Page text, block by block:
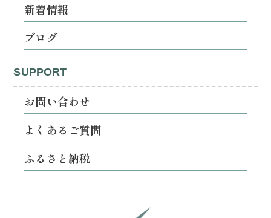
新着情報
ブログ
SUPPORT
お問い合わせ
よくあるご質問
ふるさと納税